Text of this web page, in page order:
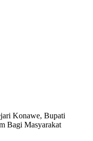
Konawe, Bupati
Bagi Masyarakat